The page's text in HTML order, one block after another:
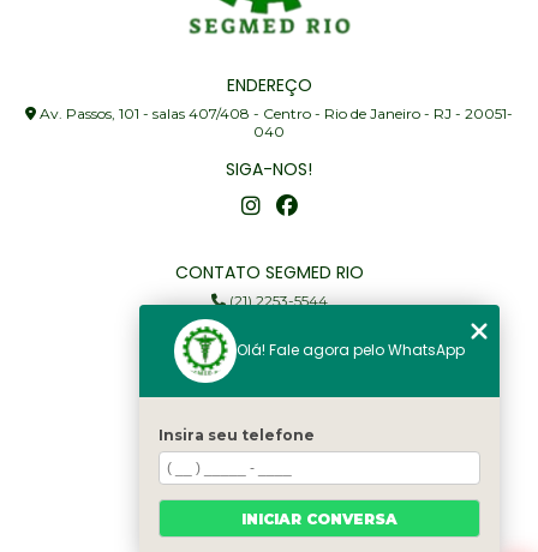
ENDEREÇO
Av. Passos, 101 - salas 407/408 - Centro - Rio de Janeiro - RJ - 20051-
040
SIGA-NOS!
CONTATO SEGMED RIO
(21) 2253-5544
(21) 97905-3352
segmed@segmedrio.com.br
Home
Institucional
Serviços
Olá! Fale agora pelo WhatsApp
Insira seu telefone
INICIAR CONVERSA